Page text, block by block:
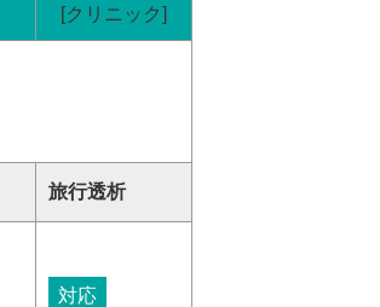
[クリニック]
旅行透析
対応